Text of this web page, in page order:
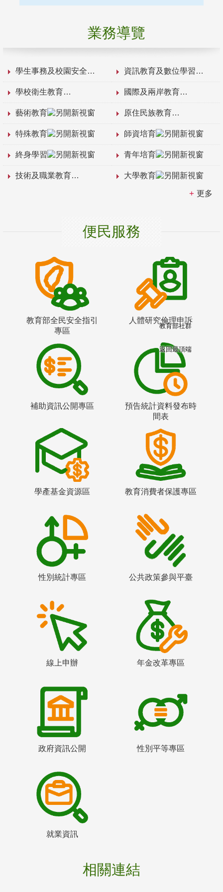
業務導覽
學生事務及校園安全 資訊教育及數位學習
學校衛生教育 國際及兩岸教育
藝術教育 原住民族教育
特殊教育 師資培育
終身學習 青年培育
技術及職業教育 大學教育
更多
便民服務
教育部全民安全指引
專區
人體研究倫理申訴
補助資訊公開專區
預告統計資料發布時
間表
學產基金資源區 教育消費者保護專區
性別統計專區 公共政策參與平臺
線上申辦 年金改革專區
政府資訊公開 性別平等專區
就業資訊
相關連結
教育部社群
返回最頂端